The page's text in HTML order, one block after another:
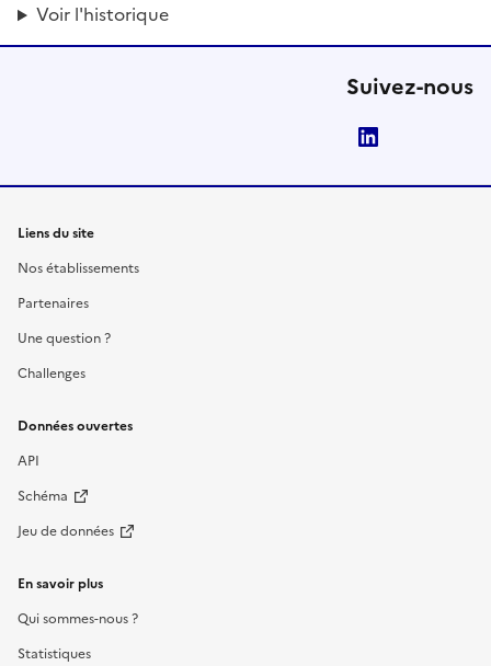
Voir l'historique
Suivez-nous
Liens du site
Nos établissements
Partenaires
Une question ?
Challenges
Données ouvertes
API
Schéma
Jeu de données
En savoir plus
Qui sommes-nous ?
Statistiques